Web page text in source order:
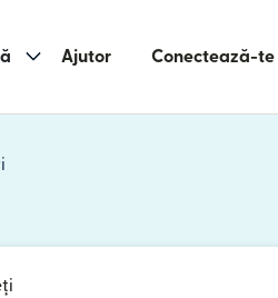
Ajutor Conectează-te
(se deschide într-o fereastră nouă)
deschide într-o fereastră nouă)